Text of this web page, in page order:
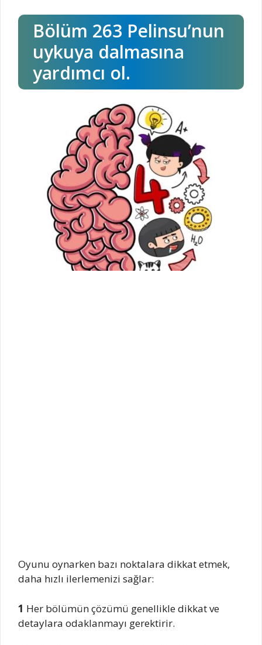
Bölüm 263 Pelinsu’nun
uykuya dalmasına
yardımcı ol.
Oyunu oynarken bazı noktalara dikkat etmek,
daha hızlı ilerlemenizi sağlar:
1 Her bölümün çözümü genellikle dikkat ve
detaylara odaklanmayı gerektirir.